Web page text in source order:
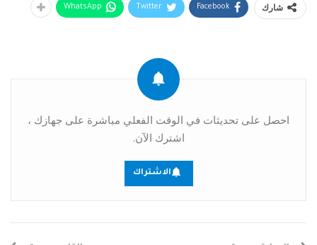
شارك Facebook
Twitter
WhatsApp
احصل على تحديثات في الوقت الفعلي مباشرة على جهازك ،
اشترك الآن.
الاشتراك